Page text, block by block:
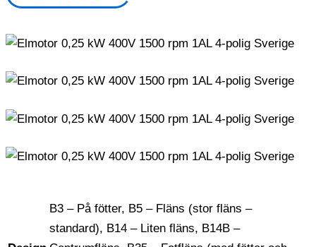
B3 – På fötter, B5 – Fläns (stor fläns –
standard), B14 – Liten fläns, B14B –